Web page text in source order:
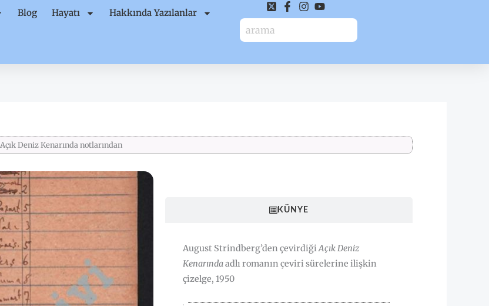
Blog Hayatı Hakkında Yazılanlar
Açık Deniz Kenarında notlarından
KÜNYE
August Strindberg’den çevirdiğiAçık Deniz
Kenarındaadlı romanın çeviri sürelerine ilişkin
çizelge, 1950